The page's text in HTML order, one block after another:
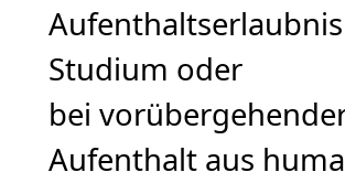
Studium oder
bei
Aufenthalt aus